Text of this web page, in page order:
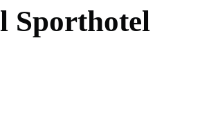
l Sporthotel